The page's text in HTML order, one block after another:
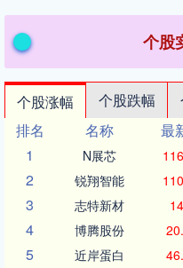
个股
个股涨幅 个股跌幅
排名
名称 最
1
N展芯
2 锐翔智能
3 志特新材
4 博腾股份
5 近岸蛋白